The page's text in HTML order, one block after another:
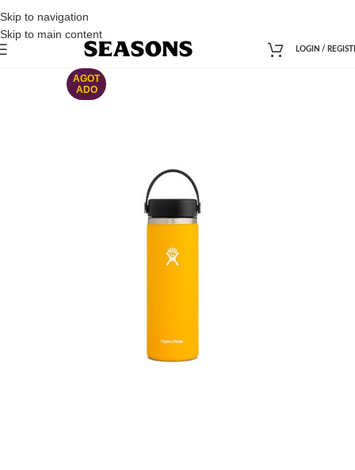
Skip to navigation
Skip to main content
LOGIN /
AGOT
ADO